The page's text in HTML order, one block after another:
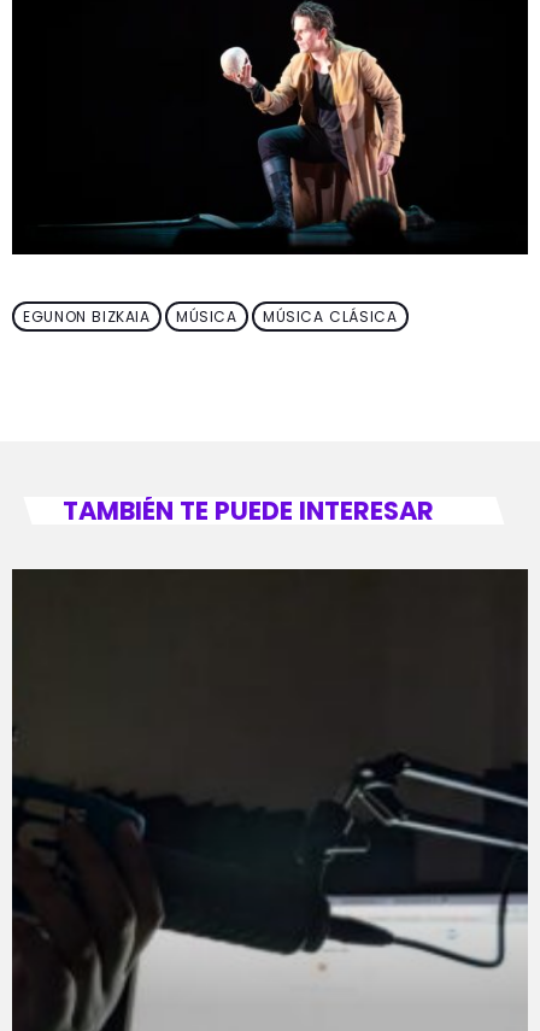
EGUNON BIZKAIA MÚSICA MÚSICA CLÁSICA
TAMBIÉN TE PUEDE INTERESAR